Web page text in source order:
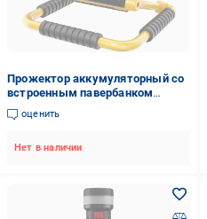
Прожектор аккумуляторный со
встроенным павербанком
PARKSIDE 1400 мА 20 Вт 1500
Лм (2837098545)
оценить
Нет в наличии